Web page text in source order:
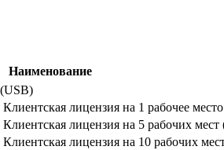
Наименование
лицензия на 1 рабочее
лицензия на 5 рабочих мест
лицензия на 10 рабочих